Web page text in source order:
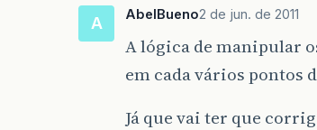
A AbelBueno2 de jun. de 2011
A lógica de manipular
em cada vários pontos
Já que vai ter que